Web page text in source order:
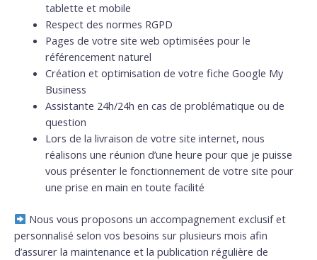
tablette et mobile
Respect des normes RGPD
Pages de votre site web optimisées pour le
référencement naturel
Création et optimisation de votre fiche Google My
Business
Assistante 24h/24h en cas de problématique ou de
question
Lors de la livraison de votre site internet, nous
réalisons une réunion d’une heure pour que je puisse
vous présenter le fonctionnement de votre site pour
une prise en main en toute facilité
Nous vous proposons un accompagnement exclusif et
personnalisé selon vos besoins sur plusieurs mois afin
d’assurer la maintenance et la publication régulière de